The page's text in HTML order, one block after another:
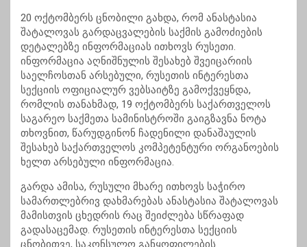
20 ოქტომბერს ცნობილი გახდა, რომ ანასტასია
შატალოვას გარდაცვალების საქმის გამოძიების
დეტალებზე ინფორმაციას ითხოვს რუსეთი.
ინფორმაცია აღნიშნულის შესახებ შვეიცარიის
საელჩოსთან არსებული, რუსეთის ინტერესთა
სექციის ოფიციალურ ვებსაიტზე გამოქვეყნდა,
რომლის თანახმად, 19 ოქტომბერს საქართველოს
საგარეო საქმეთა სამინისტროში გაიგზავნა ნოტა
თხოვნით, წარუდგინონ ჩადენილი დანაშაულის
შესახებ საქართველოს კომპეტენტური ორგანოების
ხელთ არსებული ინფორმაცია.
გარდა ამისა, რუსული მხარე ითხოვს საჭირო
სამართლებრივ დახმარებას ანასტასია შატალოვას
მამისთვის ცხედრის რაც შეიძლება სწრაფად
გადასაცემად. რუსეთის ინტერესთა სექციის
ცნობითვე, საკონსულო განყოფილების